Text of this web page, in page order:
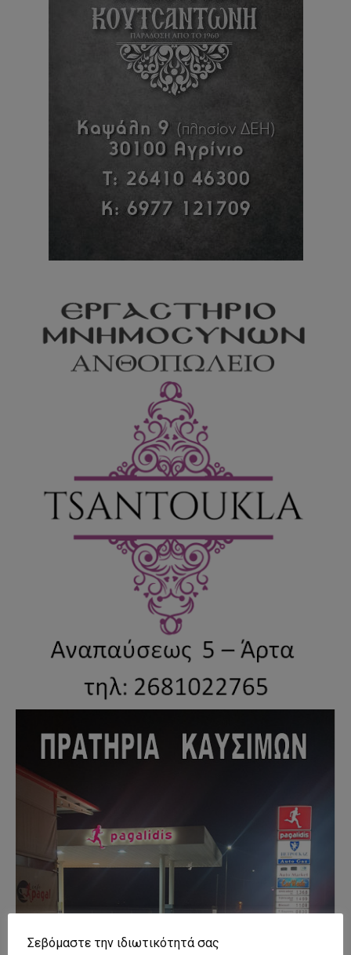
Σεβόμαστε την ιδιωτικότητά σας